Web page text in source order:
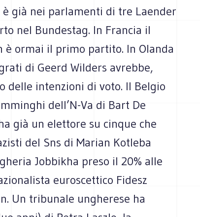
già nei parlamenti di tre Laender
nel Bundestag. In Francia il
è ormai il primo partito. In Olanda
di Geerd Wilders avrebbe,
delle intenzioni di voto. Il Belgio
dell’N-Va di Bart De
già un elettore su cinque che
del Sns di Marian Kotleba
Jobbikha preso il 20% alle
euroscettico Fidesz
Un tribunale ungherese ha